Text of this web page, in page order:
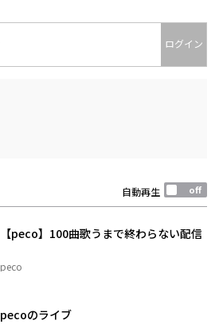
ログイン
自動再生
【peco】100曲歌うまで終わらない配信
peco
pecoのライブ